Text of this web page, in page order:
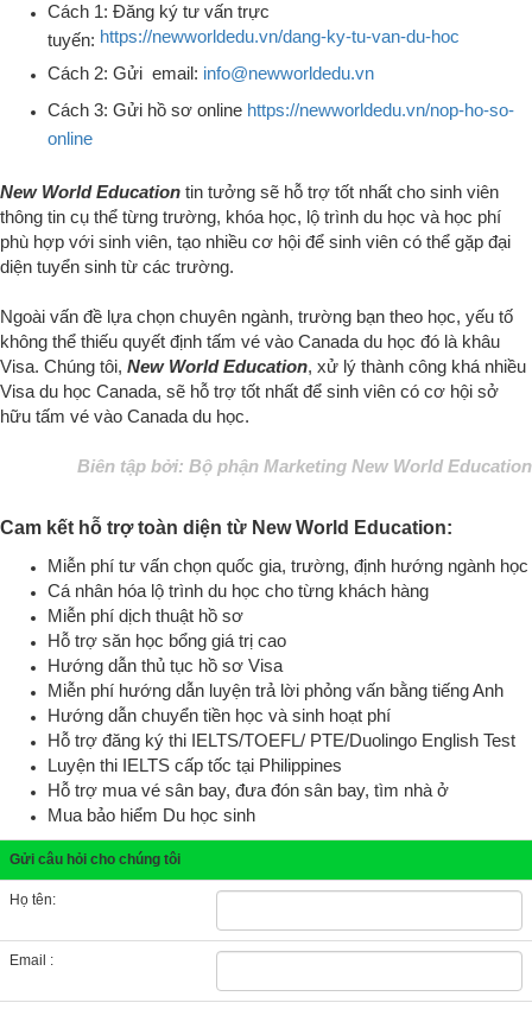
Cách 1: Đăng ký tư vấn trực
tuyến: https://newworldedu.vn/dang-ky-tu-van-du-hoc
Cách 2: Gửi email: info@newworldedu.vn
Cách 3: Gửi hồ sơ online https://newworldedu.vn/nop-ho-so-
online
New World Education tin tưởng sẽ hỗ trợ tốt nhất cho sinh viên
thông tin cụ thể từng trường, khóa học, lộ trình du học và học phí
phù hợp với sinh viên, tạo nhiều cơ hội để sinh viên có thể gặp đại
diện tuyển sinh từ các trường.
Ngoài vấn đề lựa chọn chuyên ngành, trường bạn theo học, yếu tố
không thể thiếu quyết định tấm vé vào Canada du học đó là khâu
Visa. Chúng tôi, New World Education, xử lý thành công khá nhiều
Visa du học Canada, sẽ hỗ trợ tốt nhất để sinh viên có cơ hội sở
hữu tấm vé vào Canada du học.
Biên tập bởi: Bộ phận Marketing New World Education
Cam kết hỗ trợ toàn diện từ New World Education:
Miễn phí tư vấn chọn quốc gia, trường, định hướng ngành học
Cá nhân hóa lộ trình du học cho từng khách hàng
Miễn phí dịch thuật hồ sơ
Hỗ trợ săn học bổng giá trị cao
Hướng dẫn thủ tục hồ sơ Visa
Miễn phí hướng dẫn luyện trả lời phỏng vấn bằng tiếng Anh
Hướng dẫn chuyển tiền học và sinh hoạt phí
Hỗ trợ đăng ký thi IELTS/TOEFL/ PTE/Duolingo English Test
Luyện thi IELTS cấp tốc tại Philippines
Hỗ trợ mua vé sân bay, đưa đón sân bay, tìm nhà ở
Mua bảo hiểm Du học sinh
Gửi câu hỏi cho chúng tôi
Họ tên:
Email :